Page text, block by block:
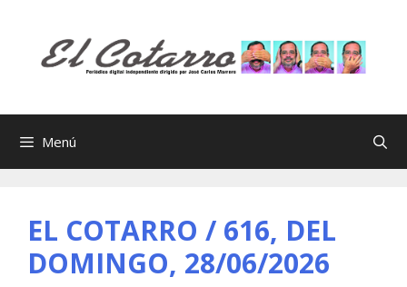
contenido
Menú
EL COTARRO / 616, DEL
DOMINGO, 28/06/2026